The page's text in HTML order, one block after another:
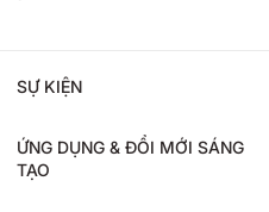
SỰ KIỆN
ỨNG DỤNG & ĐỔI MỚI SÁNG
TẠO